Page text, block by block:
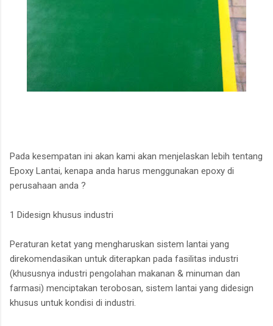
Pada kesempatan ini akan kami akan menjelaskan lebih tentang
Epoxy Lantai, kenapa anda harus menggunakan epoxy di
perusahaan anda ?
1 Didesign khusus industri
Peraturan ketat yang mengharuskan sistem lantai yang
direkomendasikan untuk diterapkan pada fasilitas industri
(khususnya industri pengolahan makanan & minuman dan
farmasi) menciptakan terobosan, sistem lantai yang didesign
khusus untuk kondisi di industri.